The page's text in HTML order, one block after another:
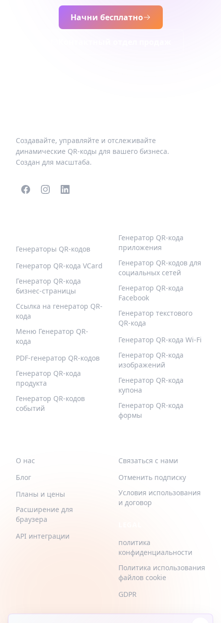
Начни бесплатно
Создавайте, управляйте и отслеживайте
динамические QR-коды для вашего бизнеса.
Создан для масштаба.
Генераторы QR-кодов
Генератор QR-кода VCard
Генератор QR-кода
бизнес-страницы
Ссылка на генератор QR-
кода
Меню Генератор QR-
кода
PDF-генератор QR-кодов
Генератор QR-кода
продукта
Генератор QR-кодов
событий
Генератор QR-кода
приложения
Генератор QR-кодов для
социальных сетей
Генератор QR-кода
Facebook
Генератор текстового
QR-кода
Генератор QR-кода Wi-Fi
Генератор QR-кода
изображений
Генератор QR-кода
купона
Генератор QR-кода
формы
О нас
Блог
Планы и цены
Расширение для
браузера
API интеграции
Связаться с нами
Отменить подписку
Условия использования
и договор
политика
конфиденциальности
Политика использования
файлов cookie
GDPR